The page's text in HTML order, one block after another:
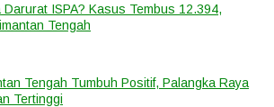
Darurat ISPA? Kasus Tembus 12.394,
Tengah
Tengah Tumbuh Positif, Palangka Raya
Tertinggi